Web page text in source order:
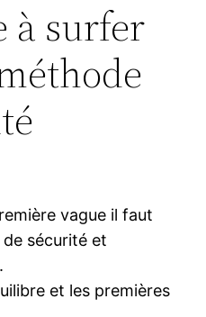
à surfer
vague il faut
sécurité et
et les premières